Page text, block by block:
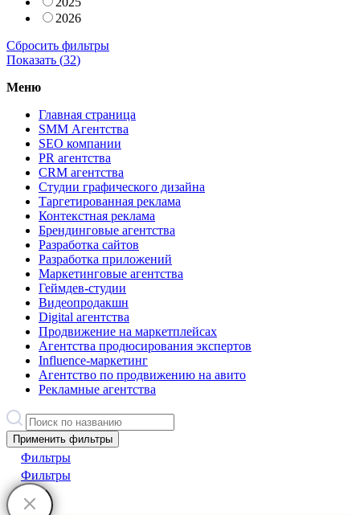
2026
Сбросить фильтры
Показать (32)
Меню
Главная страница
SMM Агентства
SEO компании
PR агентства
CRM агентства
Студии графического дизайна
Таргетированная реклама
Контекстная реклама
Брендинговые агентства
Разработка сайтов
Разработка приложений
Маркетинговые агентства
Геймдев-студии
Видеопродакшн
Digital агентства
Продвижение на маркетплейсах
Агентства продюсирования экспертов
Influence-маркетинг
Агентство по продвижению на авито
Рекламные агентства
Применить фильтры
Фильтры
Фильтры